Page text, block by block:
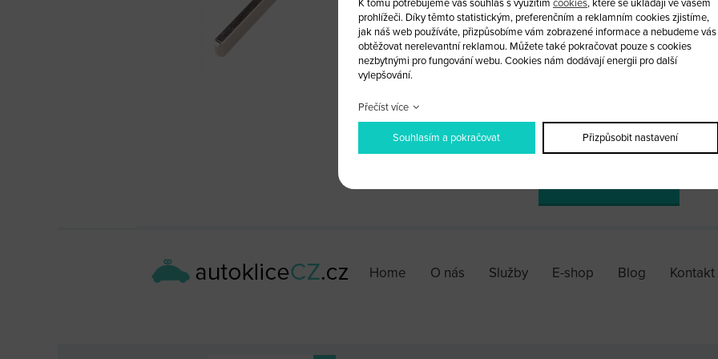
Obal vystřelovacího klíče
dálkového ovládání
Planžetu vám po dohodě rádi
ks
Home O nás Služby E-shop Blog Kontakt
K tomu potřebujeme váš souhlas s využitím cookies, které se ukládají ve vašem
prohlížeči. Díky těmto statistickým, preferenčním a reklamním cookies zjistíme,
jak náš web používáte, přizpůsobíme vám zobrazené informace a nebudeme vás
obtěžovat nerelevantní reklamou. Můžete také pokračovat pouze s cookies
nezbytnými pro fungování webu. Cookies nám dodávají energii pro další
vylepšování.
Přečíst více
Souhlasím a pokračovat Přizpůsobit nastavení